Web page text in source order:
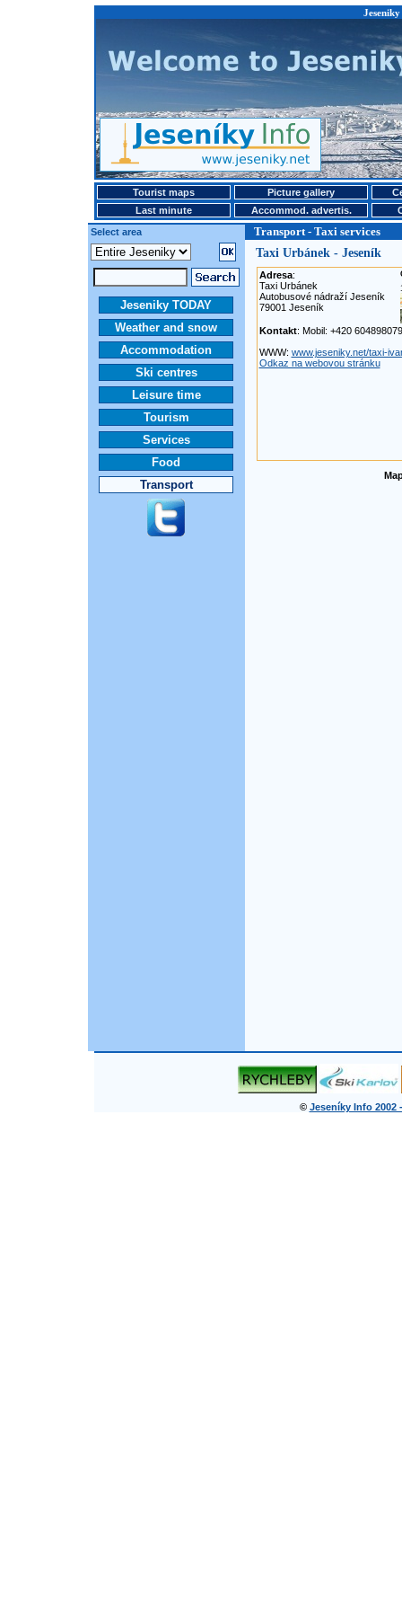
Tourist maps Picture gallery
Last minute
Accommod. advertis.
Select area
Transport - Taxi services
Jeseniky TODAY
Weather and snow
Accommodation
Ski centres
Leisure time
Tourism
Services
Food
Transport
Taxi Urbánek - Jeseník
Adresa:
Taxi Urbánek
Autobusové nádraží Jeseník
79001 Jeseník
Kontakt: Mobil: +420
WWW: www.jeseniky.net/taxi-
Odkaz na webovou stránku
© Jeseníky Info 2002